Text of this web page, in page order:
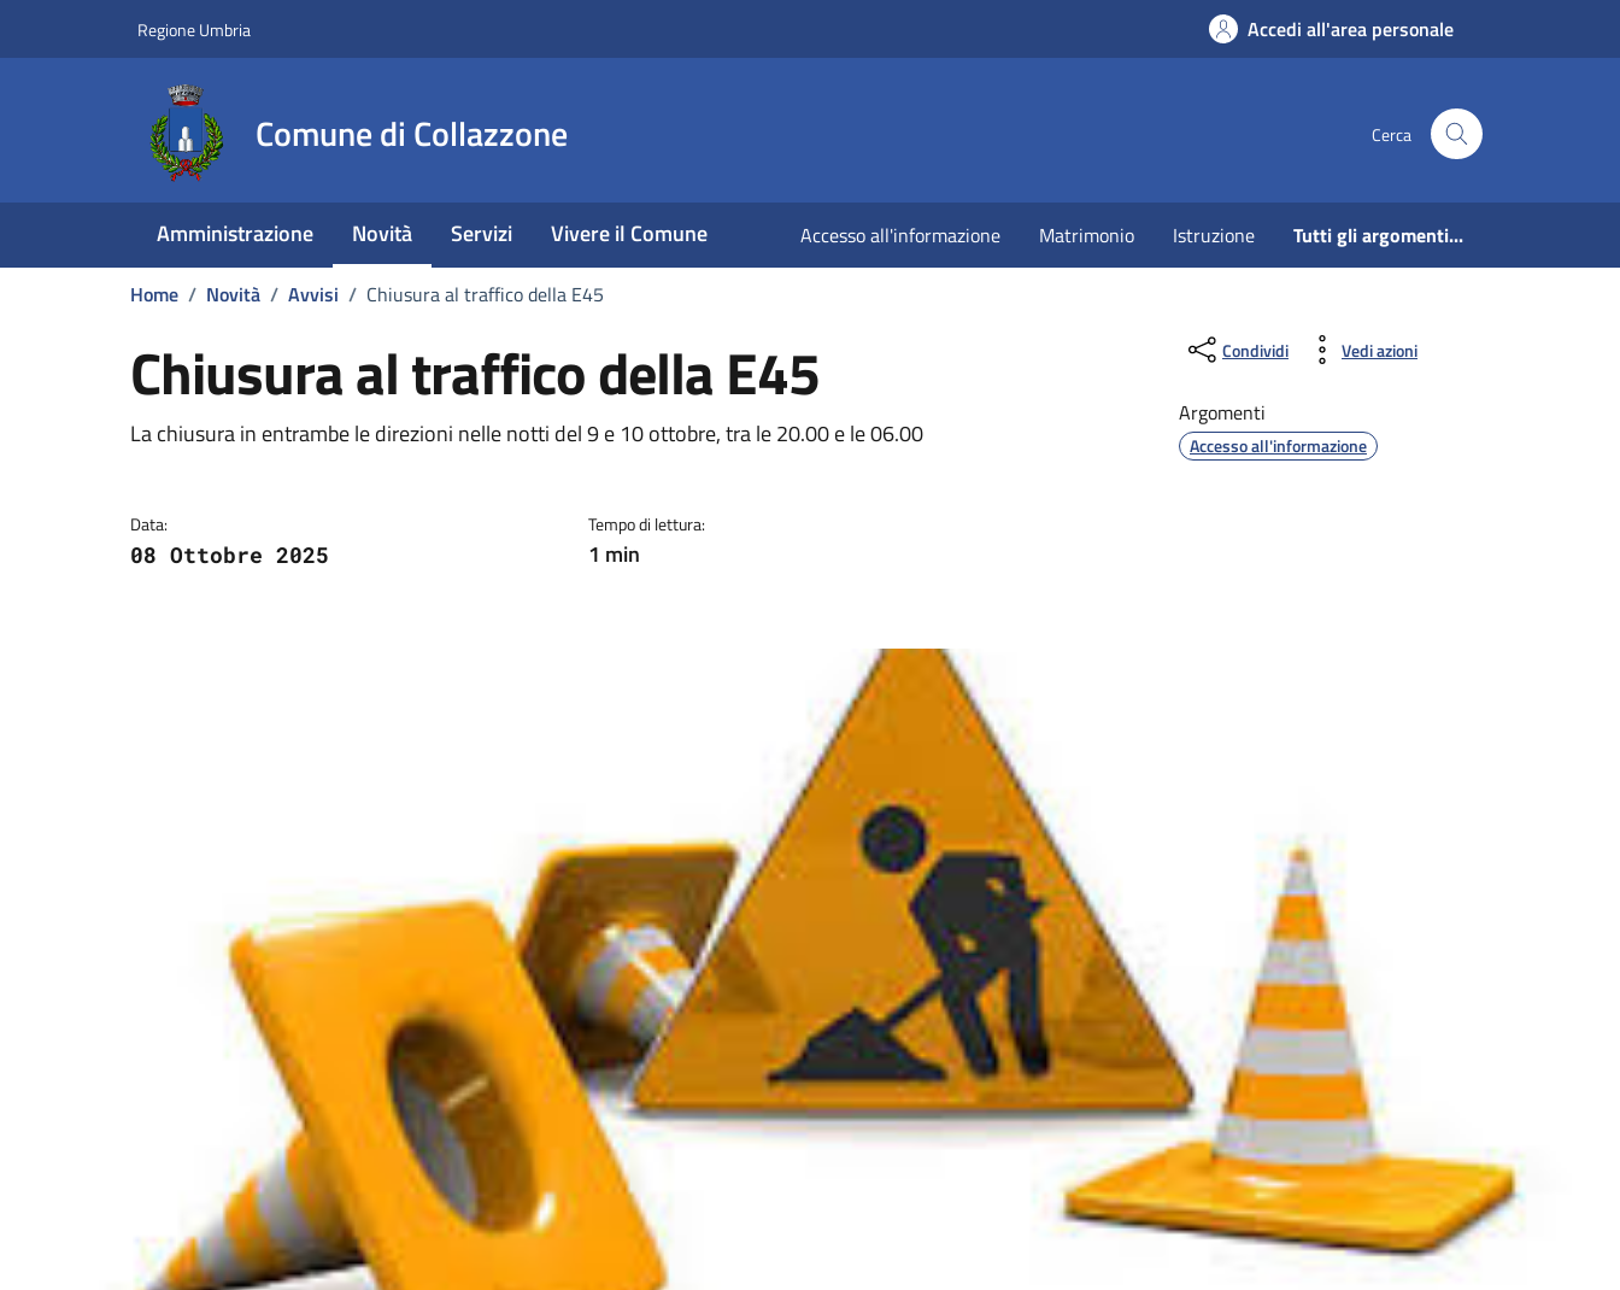
Regione Umbria Accedi all'area personale
Comune di Collazzone Cerca
Amministrazione Novità Servizi Vivere il Comune Accesso all'informazione Matrimonio Istruzione Tutti gli argomenti...
Home / Novità / Avvisi / Chiusura al traffico della E45
Chiusura al traffico della E45
Dettagli della notizia
La chiusura in entrambe le direzioni nelle notti del 9 e 10 ottobre, tra le 20.00 e le 06.00
Data:
08 Ottobre 2025
Tempo di lettura:
1 min
Condividi Vedi azioni
Argomenti
Accesso all'informazione